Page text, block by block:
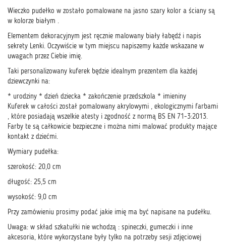
Wieczko pudełko w zostało pomalowane na jasno szary kolor a ściany są
w kolorze białym .
Elementem dekoracyjnym jest ręcznie malowany biały łabędź i napis
sekrety Lenki. Oczywiście w tym miejscu napiszemy każde wskazane w
uwagach przez Ciebie imię.
Taki personalizowany kuferek będzie idealnym prezentem dla każdej
dziewczynki na:
* urodziny * dzień dziecka * zakończenie przedszkola * imieniny
Kuferek w całości został pomalowany akrylowymi , ekologicznymi farbami
, które posiadają wszelkie atesty i zgodność z normą BS EN 71-3:2013.
Farby te są całkowicie bezpieczne i można nimi malować produkty mające
kontakt z dziećmi.
Wymiary pudełka:
szerokość: 20,0 cm
długość: 25,5 cm
wysokość: 9,0 cm
Przy zamówieniu prosimy podać jakie imię ma być napisane na pudełku.
Uwaga: w skład szkatułki nie wchodzą : spineczki, gumeczki i inne
akcesoria, które wykorzystane były tylko na potrzeby sesji zdjęciowej